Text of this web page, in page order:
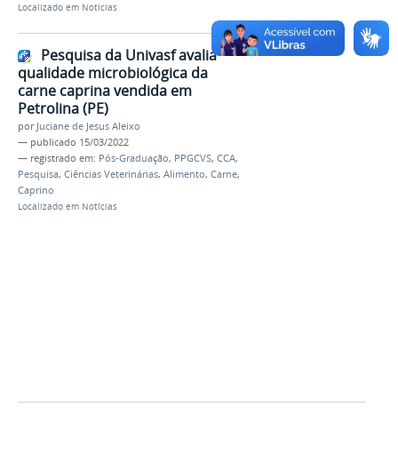
Localizado em Notícias
Pesquisa da Univasf avalia
qualidade microbiológica da
carne caprina vendida em
Petrolina (PE)
por Juciane de Jesus Aleixo
— publicado 15/03/2022
— registrado em: Pós-Graduação, PPGCVS, CCA,
Pesquisa, Ciências Veterinárias, Alimento, Carne,
Caprino
Localizado em Notícias